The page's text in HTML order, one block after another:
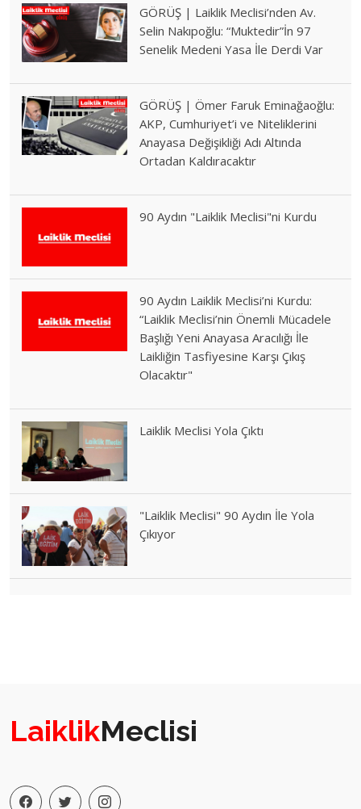
GÖRÜŞ | Laiklik Meclisi’nden Av.
Selin Nakıpoğlu: “Muktedir”İn 97
Senelik Medeni Yasa İle Derdi Var
GÖRÜŞ | Ömer Faruk Eminağaoğlu:
AKP, Cumhuriyet’i ve Niteliklerini
Anayasa Değişikliği Adı Altında
Ortadan Kaldıracaktır
90 Aydın "Laiklik Meclisi"ni Kurdu
90 Aydın Laiklik Meclisi’ni Kurdu:
“Laiklik Meclisi’nin Önemli Mücadele
Başlığı Yeni Anayasa Aracılığı İle
Laikliğin Tasfiyesine Karşı Çıkış
Olacaktır"
Laiklik Meclisi Yola Çıktı
"Laiklik Meclisi" 90 Aydın İle Yola
Çıkıyor
LaiklikMeclisi